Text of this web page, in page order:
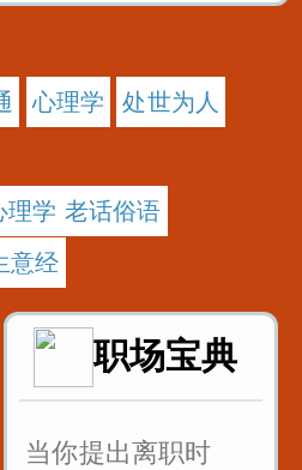
心理学 处世为人
理学 老话俗语
意经
职场宝典
当你提出离职时